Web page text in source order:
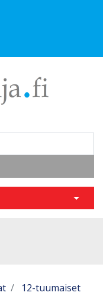
Avaa
12-tuumaiset